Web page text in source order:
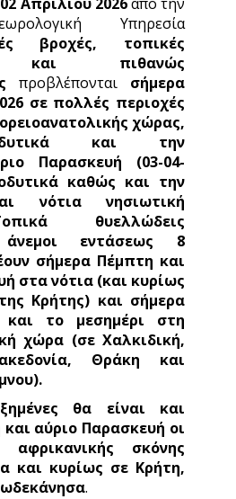
Υπηρεσία
βροχές, τοπικές
και πιθανώς
προβλέπονται σήμερα
σε πολλές περιοχές
χώρας,
και την
Παρασκευή (03-04-
καθώς και την
νότια νησιωτική
θυελλώδεις
άνεμοι εντάσεως 8
σήμερα Πέμπτη και
στα νότια (και κυρίως
Κρήτης) και σήμερα
και το μεσημέρι στη
χώρα (σε Χαλκιδική,
Θράκη και
θα είναι και
αύριο Παρασκευή οι
αφρικανικής σκόνης
και κυρίως σε Κρήτη,
.